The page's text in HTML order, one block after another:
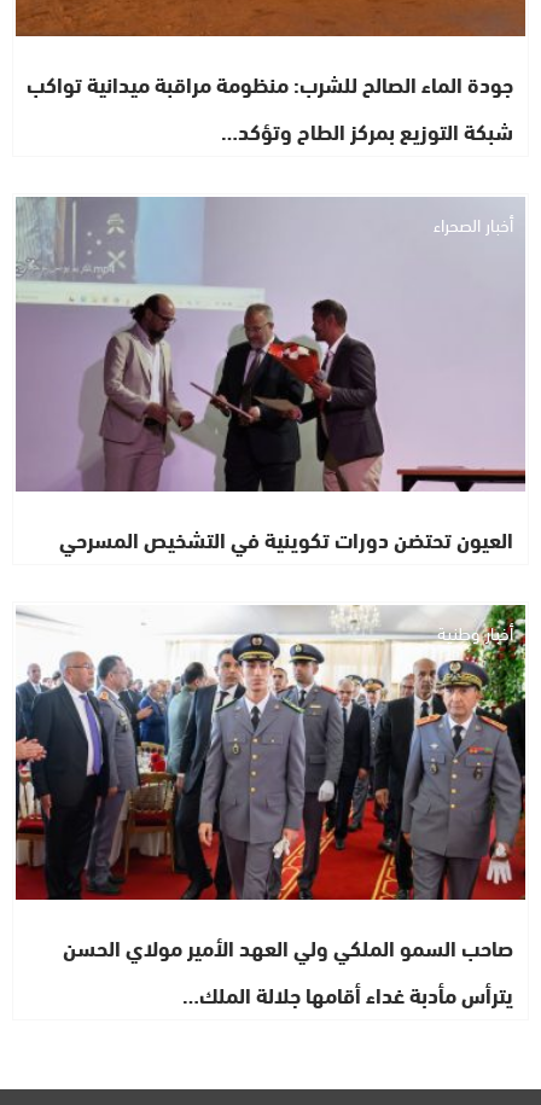
جودة الماء الصالح للشرب: منظومة مراقبة ميدانية تواكب
شبكة التوزيع بمركز الطاح وتؤكد…
أخبار الصحراء
العيون تحتضن دورات تكوينية في التشخيص المسرحي
أخبار وطنية
صاحب السمو الملكي ولي العهد الأمير مولاي الحسن
يترأس مأدبة غداء أقامها جلالة الملك…